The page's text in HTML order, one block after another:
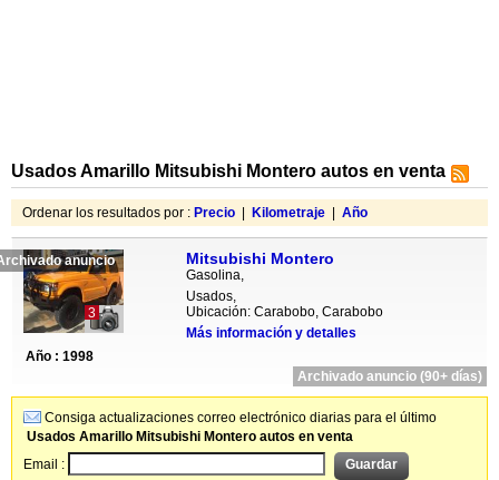
Usados Amarillo Mitsubishi Montero autos en venta
Ordenar los resultados por : Precio Kilometraje Año
anuncio
3
Mitsubishi Montero
Gasolina,
Usados,
Ubicación: Carabobo, Carabobo
Más información y detalles
Año : 1998
Archivado anuncio (90+ días)
Consiga actualizaciones correo electrónico diarias para el último
Usados Amarillo Mitsubishi Montero autos en venta
Email :